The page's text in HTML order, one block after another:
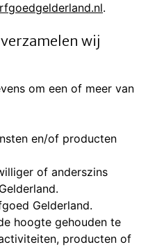
.
wij
om een of meer van
en/of producten
of anderszins
Gelderland.
hoogte gehouden te
producten of